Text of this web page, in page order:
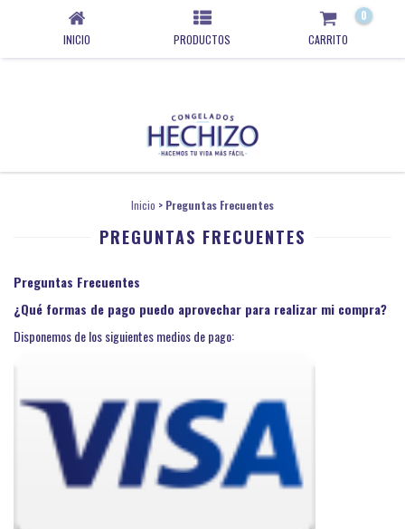
INICIO PRODUCTOS CARRITO
0
Inicio > Preguntas Frecuentes
PREGUNTAS FRECUENTES
Preguntas Frecuentes
¿Qué formas de pago puedo aprovechar para realizar mi compra?
Disponemos de los siguientes medios de pago: